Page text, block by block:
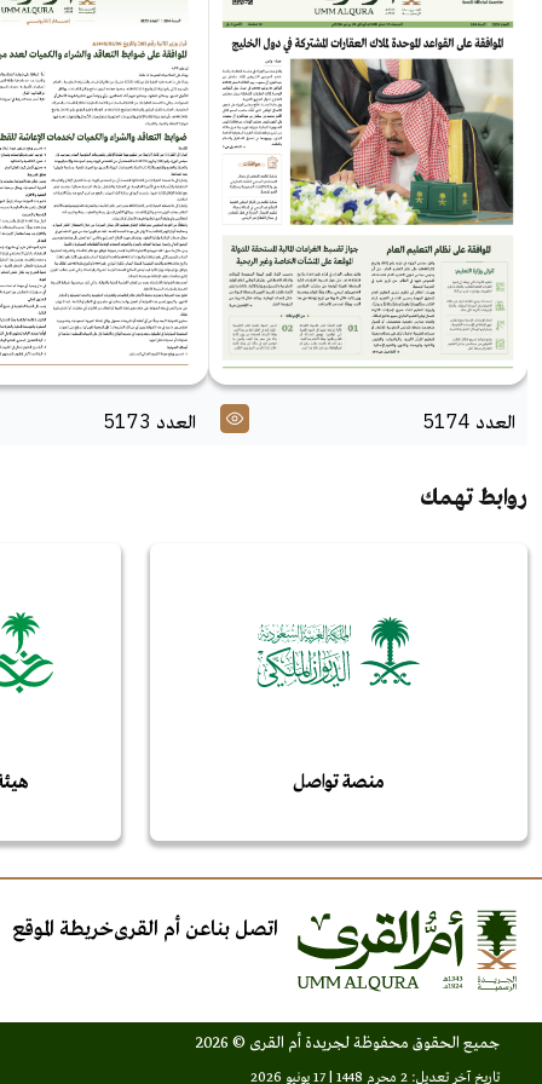
العدد 5174 العدد 5173
روابط تهمك
منصة تواصل
اتصل بناعن أم القرىخريطة الموقع
جميع الحقوق محفوظة لجريدة أم القرى © 2026
تاريخ آخر تعديل: 2 محرم 1448 | 17 يونيو 2026